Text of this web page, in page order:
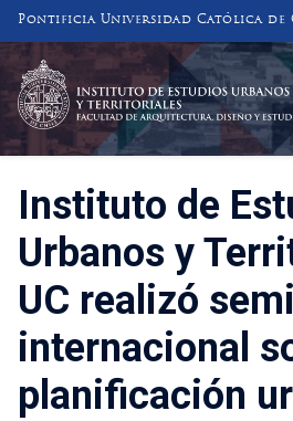
Pontificia Universidad Católica de
INSTITUTO DE
Y TERRITORIALES
FACULTAD DE ARQUITECTURA,
Instituto de
Urbanos y
UC realizó
internacional
planificación